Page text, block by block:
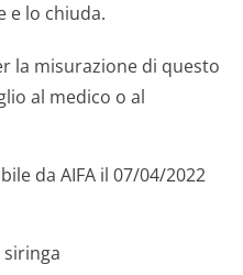
e lo chiuda.
la misurazione di questo
al medico o al
da AIFA il 07/04/2022